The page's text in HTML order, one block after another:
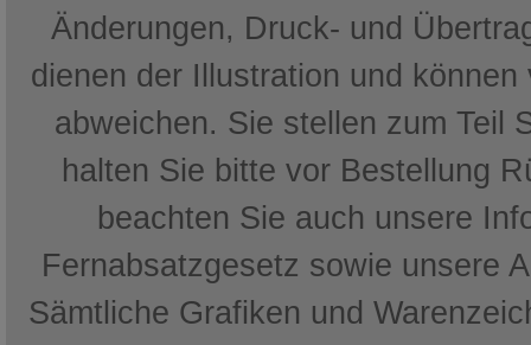
Änderungen, Druck- und
dienen der Illustration und
abweichen. Sie stellen zum Teil
halten Sie bitte vor Bestellung
beachten Sie auch unsere
Fernabsatzgesetz sowie unsere
Sämtliche Grafiken und